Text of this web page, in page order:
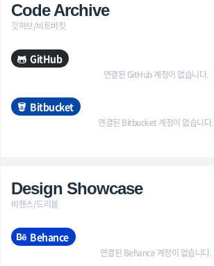
Code Archive
깃허브/비트버킷
GitHub
연결된 GitHub 계정이 없습니다.
Bitbucket
연결된 Bitbucket 계정이 없습니다.
Design Showcase
비핸스/드리블
Behance
연결된 Behance 계정이 없습니다.